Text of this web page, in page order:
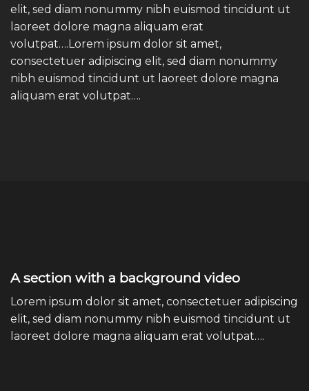
elit, sed diam nonummy nibh euismod tincidunt ut
laoreet dolore magna aliquam erat
volutpat….Lorem ipsum dolor sit amet,
consectetuer adipiscing elit, sed diam nonummy
nibh euismod tincidunt ut laoreet dolore magna
aliquam erat volutpat….
A section with a background video
Lorem ipsum dolor sit amet, consectetuer adipiscing
elit, sed diam nonummy nibh euismod tincidunt ut
laoreet dolore magna aliquam erat volutpat….